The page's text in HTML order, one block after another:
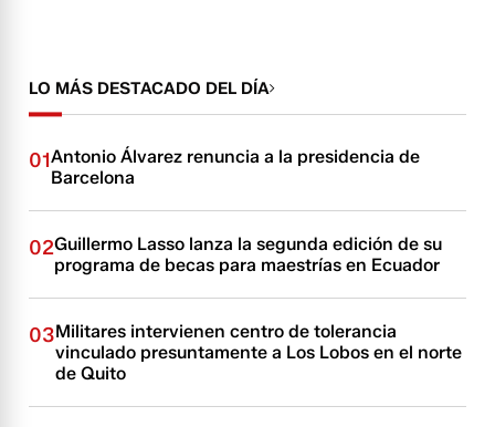
LO MÁS DESTACADO DEL DÍA
01Antonio Álvarez renuncia a la presidencia de
Barcelona
02Guillermo Lasso lanza la segunda edición de su
programa de becas para maestrías en Ecuador
03Militares intervienen centro de tolerancia
vinculado presuntamente a Los Lobos en el norte
de Quito